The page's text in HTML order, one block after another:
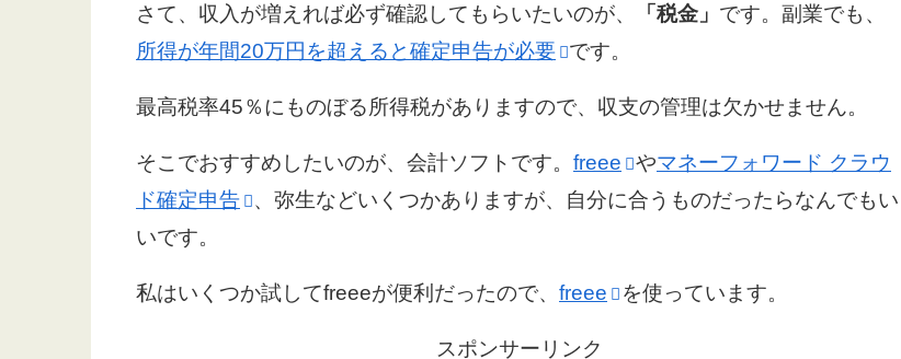
さて、収入が増えれば必ず確認してもらいたいのが、 「税金」 です。副業でも、
所得が年間20万円を超えると確定申告が必要
です。
最高税率45％にものぼる所得税がありますので、収支の管理は欠かせません。
そこでおすすめしたいのが、会計ソフトです。 freee やマネーフォワード クラウ
ド確定申告
、弥生などいくつかありますが、自分に合うものだったらなんでもい
いです。
私はいくつか試してfreeeが便利だったので、 freee を使っています。
スポンサーリンク